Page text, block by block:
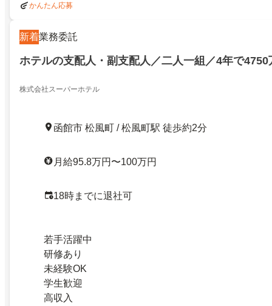
かんたん応募
新着業務委託
ホテルの支配人・副支配人／二人一組／4年で
株式会社スーパーホテル
函館市 松風町 / 松風町駅 徒歩約2分
月給95.8万円〜100万円
18時までに退社可
若手活躍中
研修あり
未経験OK
学生歓迎
高収入